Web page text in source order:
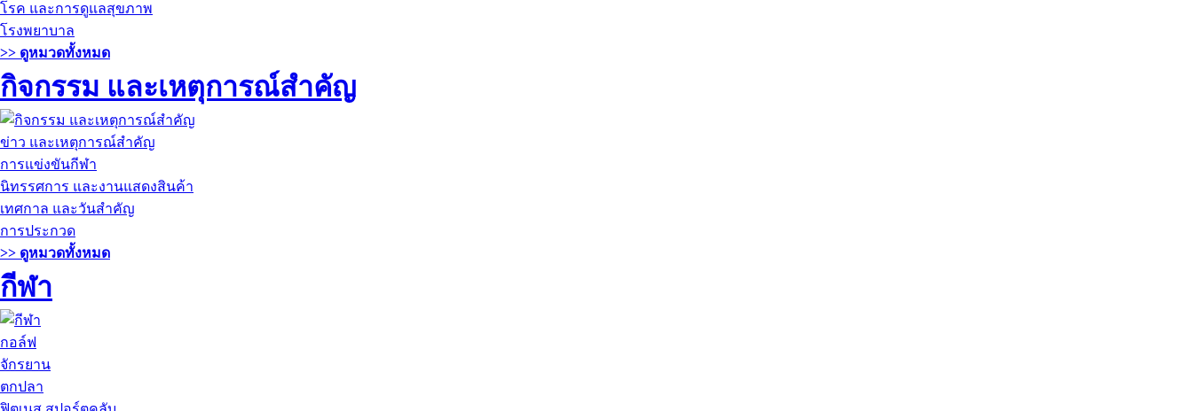
โรค และการดูแลสุขภาพ
โรงพยาบาล
>> ดูหมวดทั้งหมด
กิจกรรม และเหตุการณ์สำคัญ
ข่าว และเหตุการณ์สำคัญ
การแข่งขันกีฬา
นิทรรศการ และงานแสดงสินค้า
เทศกาล และวันสำคัญ
การประกวด
>> ดูหมวดทั้งหมด
กีฬา
กอล์ฟ
จักรยาน
ตกปลา